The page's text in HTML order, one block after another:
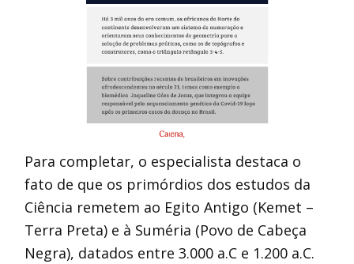
Para completar, o especialista destaca o
fato de que os primórdios dos estudos da
Ciência remetem ao Egito Antigo (Kemet –
Terra Preta) e à Suméria (Povo de Cabeça
Negra), datados entre 3.000 a.C e 1.200 a.C.